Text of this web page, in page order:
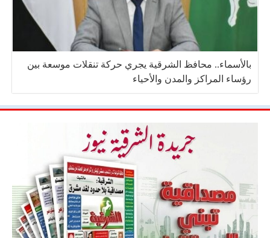
بالأسماء.. محافظ الشرقية يجري حركة تنقلات موسعة بين
رؤساء المراكز والمدن والأحياء